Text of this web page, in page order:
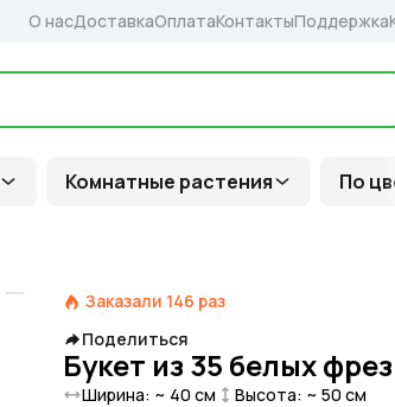
Комнатные растения По
О насДоставкаОплатаКонтактыПоддержка
Заказали 146 раз
Поделиться
Букет из 35 белых
Ширина: ~ 40 см Высота: ~ 50 см